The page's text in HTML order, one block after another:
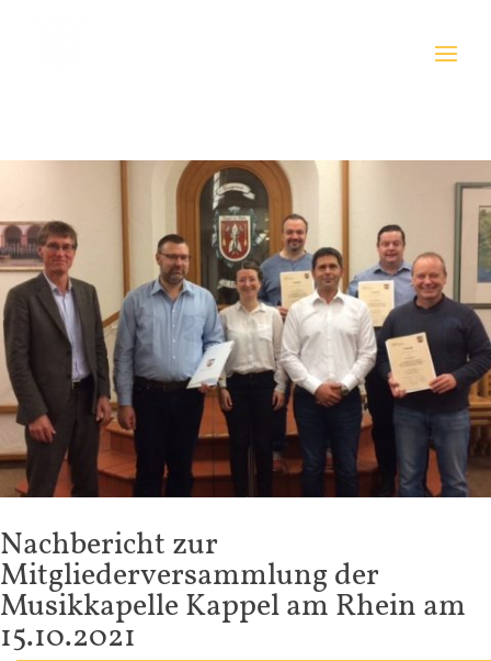
Nachbericht zur
Mitgliederversammlung der
Musikkapelle Kappel am Rhein am
15.10.2021